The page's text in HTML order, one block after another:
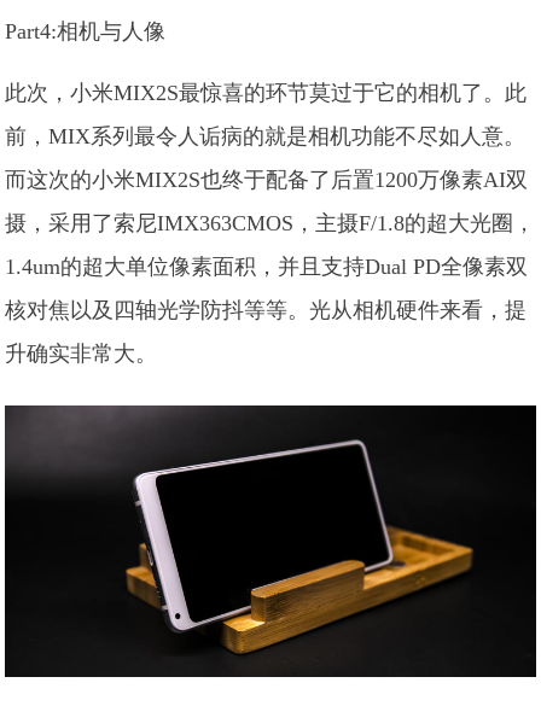
Part4:相机与人像
此次，小米MIX2S最惊喜的环节莫过于它的相机了。此
前，MIX系列最令人诟病的就是相机功能不尽如人意。
而这次的小米MIX2S也终于配备了后置1200万像素AI双
摄，采用了索尼IMX363CMOS，主摄F/1.8的超大光圈，
1.4um的超大单位像素面积，并且支持Dual PD全像素双
核对焦以及四轴光学防抖等等。光从相机硬件来看，提
升确实非常大。